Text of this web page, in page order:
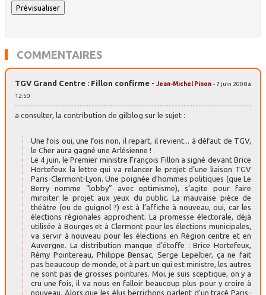
COMMENTAIRES
TGV Grand Centre : Fillon confirme - Jean-Michel Pinon - 7 juin 2008 à
12:50
a consulter, la contribution de gilblog sur le sujet :
Une fois oui, une fois non, il repart, il revient... à défaut de TGV,
le Cher aura gagné une Arlésienne !
Le 4 juin, le Premier ministre François Fillon a signé devant Brice
Hortefeux la lettre qui va relancer le projet d’une liaison TGV
Paris-Clermont-Lyon. Une poignée d’hommes politiques (que Le
Berry nomme “lobby” avec optimisme), s’agite pour faire
miroiter le projet aux yeux du public. La mauvaise pièce de
théâtre (ou de guignol ?) est à l’affiche à nouveau, oui, car les
élections régionales approchent. La promesse électorale, déjà
utilisée à Bourges et à Clermont pour les élections municipales,
va servir à nouveau pour les élections en Région centre et en
Auvergne. La distribution manque d’étoffe : Brice Hortefeux,
Rémy Pointereau, Philippe Bensac, Serge Lepeltier, ça ne fait
pas beaucoup de monde, et à part un qui est ministre, les autres
ne sont pas de grosses pointures. Moi, je suis sceptique, on y a
cru une fois, il va nous en falloir beaucoup plus pour y croire à
nouveau. Alors que les élus berrichons parlent d’un tracé Paris-